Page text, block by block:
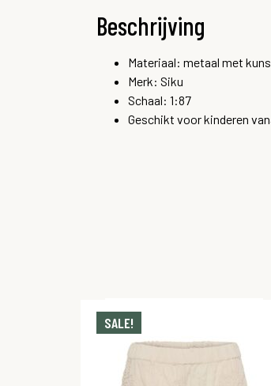
Beschrijving
Materiaal: metaal met
Merk: Siku
Schaal: 1:87
Geschikt voor kinderen
SALE!